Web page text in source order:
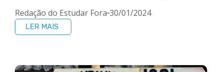
Redação do Estudar Fora 30/01/2024
LER MAIS